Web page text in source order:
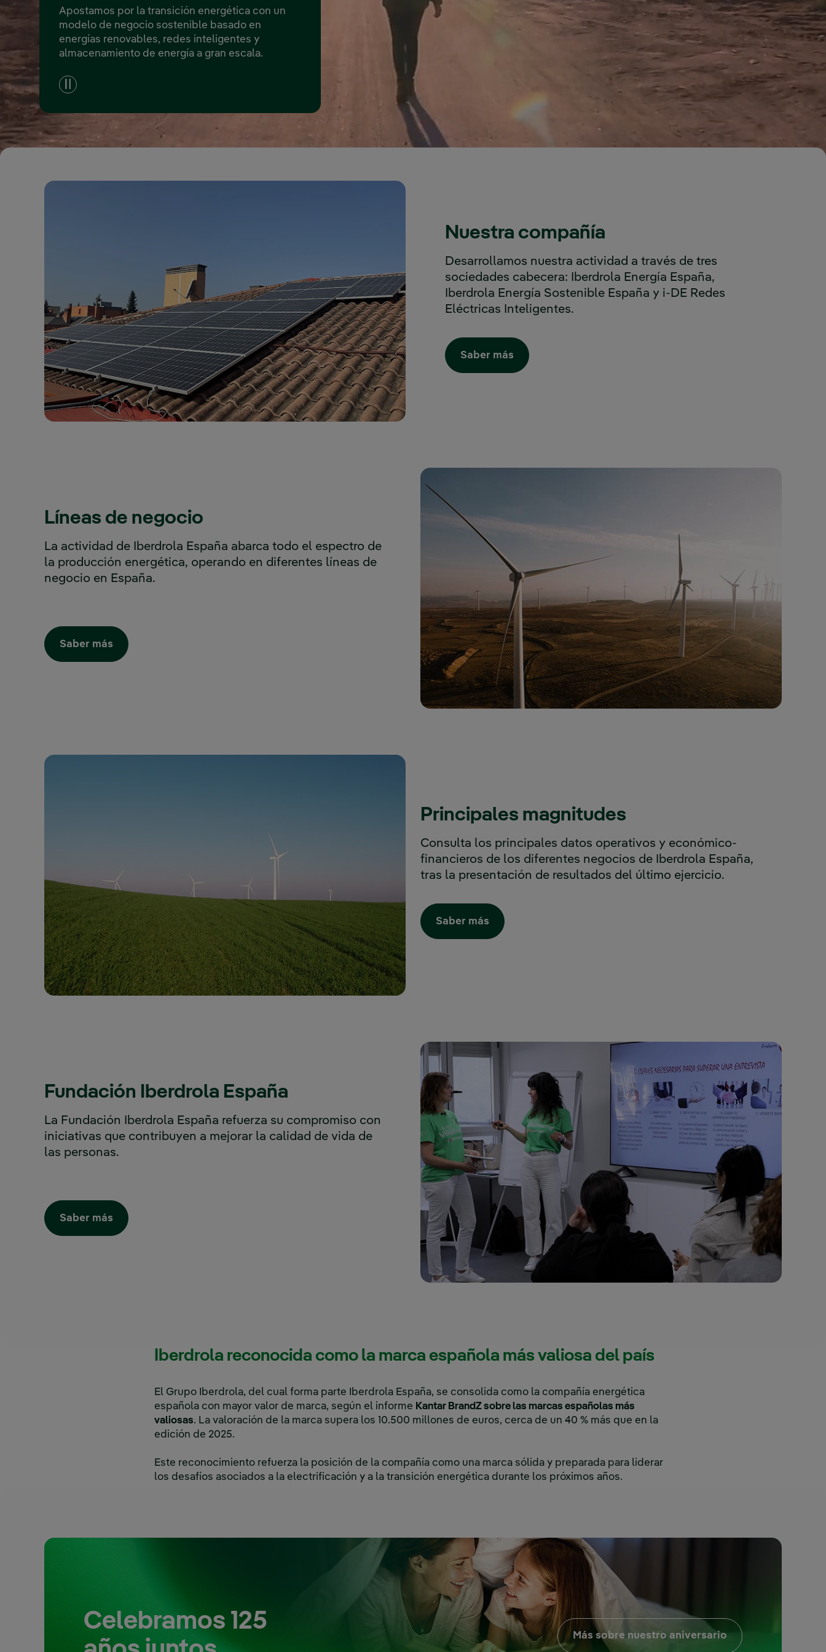
Apostamos por la transición energética con un
modelo de negocio sostenible basado en
energías renovables, redes inteligentes y
almacenamiento de energía a gran escala.
Pause video
Nuestra compañía
Desarrollamos nuestra actividad a través de tres
sociedades cabecera: Iberdrola Energía España,
Iberdrola Energía Sostenible España y i-DE Redes
Eléctricas Inteligentes.
Saber más
Líneas de negocio
La actividad de Iberdrola España abarca todo el espectro de
la producción energética, operando en diferentes líneas de
negocio en España.
Saber más
Principales magnitudes
Consulta los principales datos operativos y económico-
financieros de los diferentes negocios de Iberdrola España,
tras la presentación de resultados del último ejercicio.
Saber más
Fundación Iberdrola España
La Fundación Iberdrola España refuerza su compromiso con
iniciativas que contribuyen a mejorar la calidad de vida de
las personas.
Saber más
Iberdrola reconocida como la marca española más valiosa del país
El Grupo Iberdrola, del cual forma parte Iberdrola España, se consolida como la compañía energética
española con mayor valor de marca, según el informe Kantar BrandZ sobre las marcas españolas más
valiosas. La valoración de la marca supera los 10.500 millones de euros, cerca de un 40 % más que en la
edición de 2025.
Este reconocimiento refuerza la posición de la compañía como una marca sólida y preparada para liderar
los desafíos asociados a la electrificación y a la transición energética durante los próximos años.
Celebramos 125
Más sobre nuestro aniversarioEnlace externo, se